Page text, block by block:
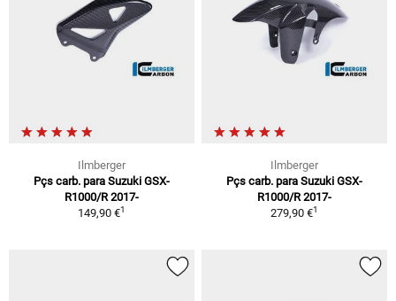
Ilmberger
Pçs carb. para Suzuki GSX-
R1000/R 2017-
149,90 €1
Ilmberger
Pçs carb. para Suzuki GSX-
R1000/R 2017-
279,90 €1